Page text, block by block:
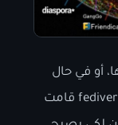
أو في حال
كان هناك اسم باللغة العربية، ولكن fediverse قامت